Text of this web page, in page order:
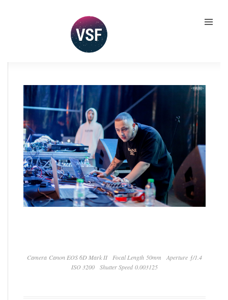
Camera Canon EOS 6D Mark II Focal Length 50mm
Aperture ƒ/1.4
ISO 3200
Shutter Speed 0.003125